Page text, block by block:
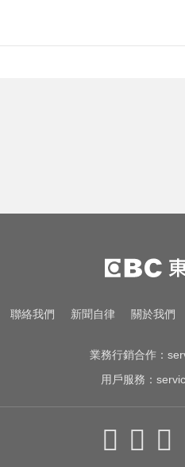
下半身重創身亡
今立秋拚轉運！命
肖」：把握黃金7天
白海豚颱風移動變
聯絡我們 新聞自律 關於我們
業務行銷合作：
用戶服務：